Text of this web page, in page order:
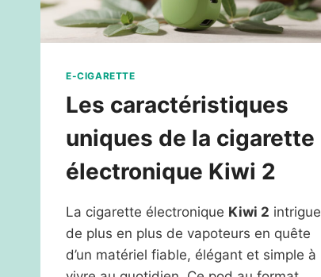
E-CIGARETTE
Les caractéristiques
uniques de la cigarette
électronique Kiwi 2
La cigarette électronique Kiwi 2 intrigue
de plus en plus de vapoteurs en quête
d’un matériel fiable, élégant et simple à